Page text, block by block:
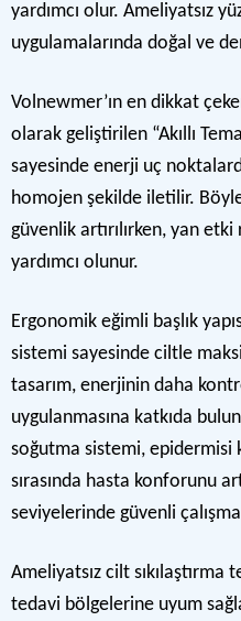
yardımcı olur. Ameliyatsız
uygulamalarında doğal ve
Volnewmer’ın en dikkat
olarak geliştirilen “Akıllı
sayesinde enerji uç
homojen şekilde iletilir.
güvenlik artırılırken, yan
yardımcı olunur.
Ergonomik eğimli başlık
sistemi sayesinde ciltle
tasarım, enerjinin daha
uygulanmasına katkıda
soğutma sistemi, epidermisi
sırasında hasta konforunu
seviyelerinde güvenli
Ameliyatsız cilt sıkılaştırma
tedavi bölgelerine uyum